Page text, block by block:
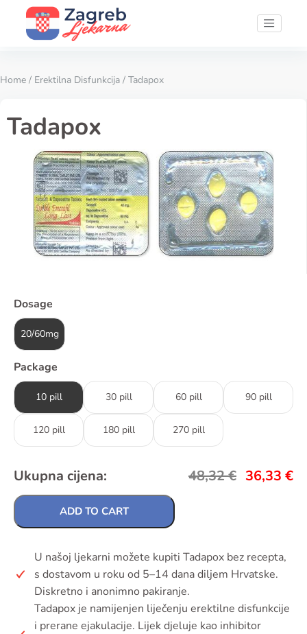
Home / Erektilna Disfunkcija / Tadapox
Tadapox
Dosage
20/60mg
Package
10 pill 30 pill 60 pill 90 pill
120 pill 180 pill 270 pill
Ukupna cijena: 48,32€ 36,33 €
ADD TO CART
U našoj ljekarni možete kupiti Tadapox bez recepta,
s dostavom u roku od 5–14 dana diljem Hrvatske.
Diskretno i anonimno pakiranje.
Tadapox je namijenjen liječenju erektilne disfunkcije
i prerane ejakulacije. Lijek djeluje kao inhibitor